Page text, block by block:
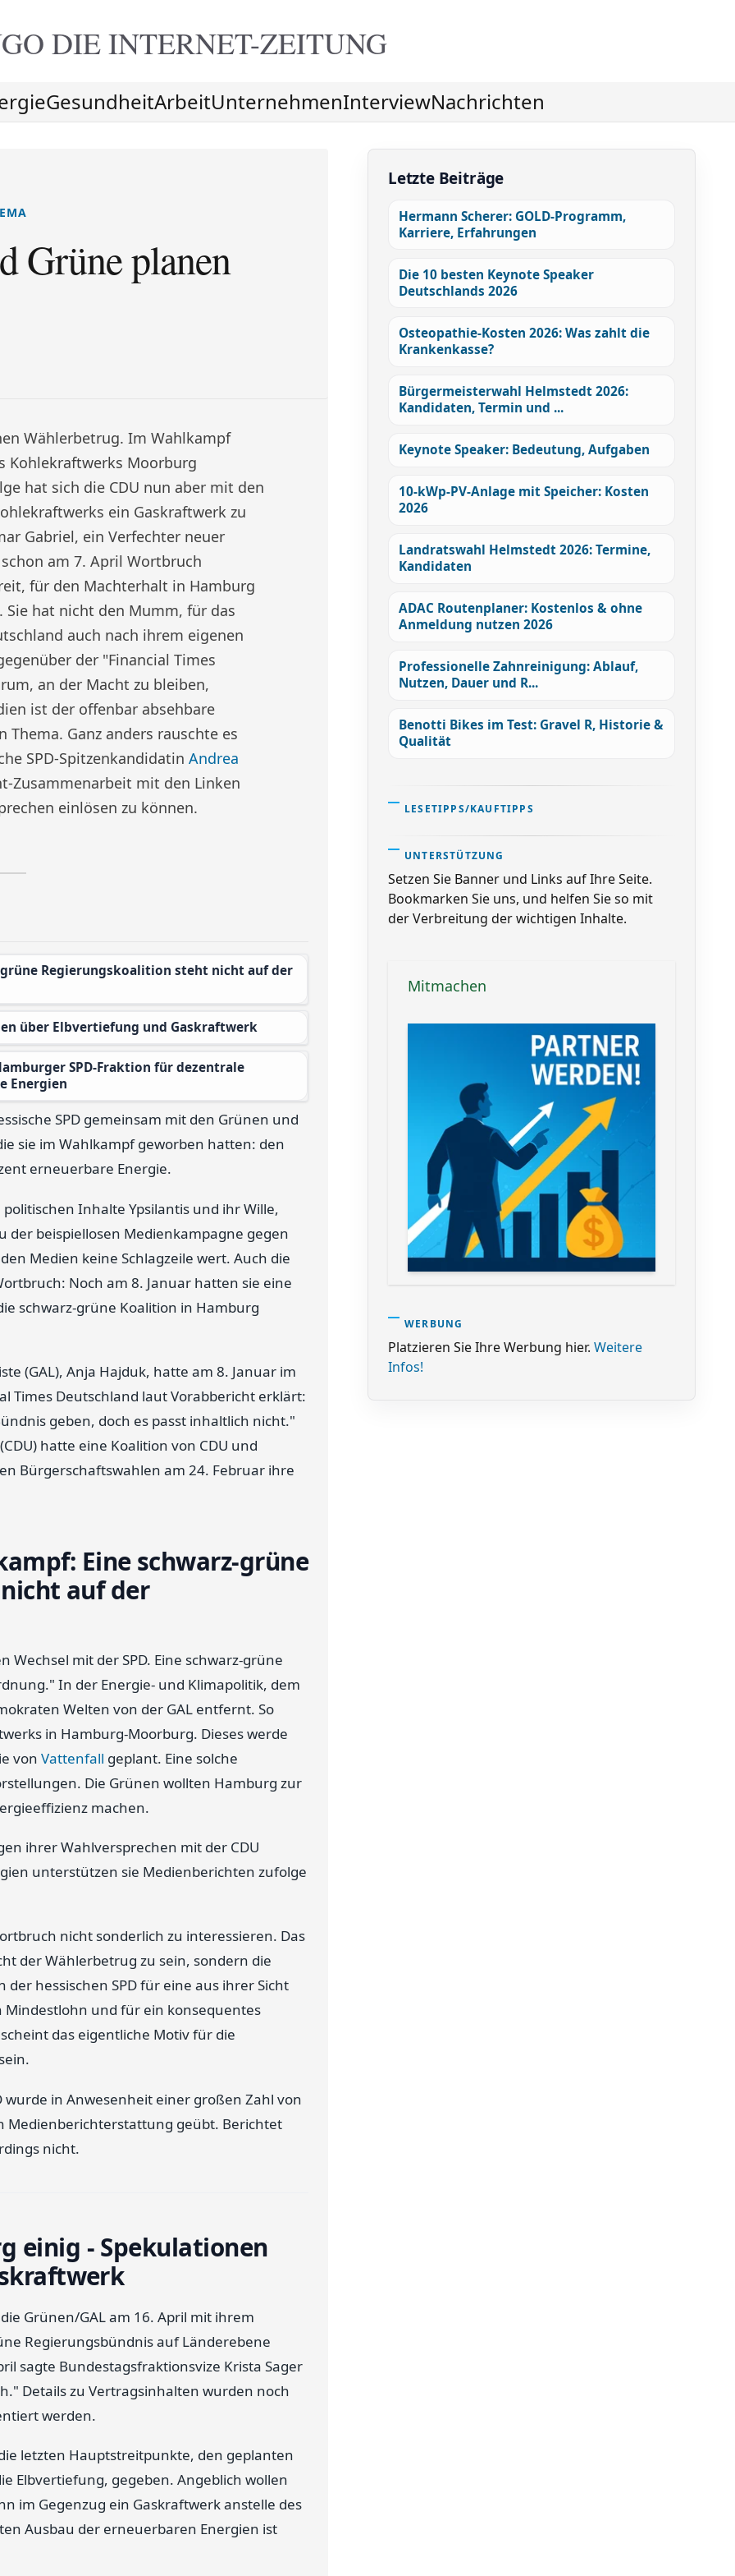
DIEINTERNET-ZEITUNG
GesundheitArbeitUnternehmenInterviewNachrichten
Grüne planen
Wählerbetrug. Im Wahlkampf
Kohlekraftwerks Moorburg
hat sich die CDU nun aber mit den
ein Gaskraftwerk zu
Gabriel, ein Verfechter neuer
am 7. April Wortbruch
für den Machterhalt in Hamburg
hat nicht den Mumm, für das
auch nach ihrem eigenen
der "Financial Times
an der Macht zu bleiben,
ist der offenbar absehbare
Ganz anders rauschte es
SPD-Spitzenkandidatin Andrea
Zusammenarbeit mit den Linken
einlösen zu können.
über Elbvertiefung und Gaskraftwerk
Energien
SPD gemeinsam mit den Grünen und
sie im Wahlkampf geworben hatten: den
erneuerbare Energie.
Inhalte Ypsilantis und ihr Wille,
der beispiellosen Medienkampagne gegen
Medien keine Schlagzeile wert. Auch die
Noch am 8. Januar hatten sie eine
schwarz-grüne Koalition in Hamburg
(GAL), Anja Hajduk, hatte am 8. Januar im
Times Deutschland laut Vorabbericht erklärt:
geben, doch es passt inhaltlich nicht."
hatte eine Koalition von CDU und
Bürgerschaftswahlen am 24. Februar ihre
Eine schwarz-grüne
auf der
Wechsel mit der SPD. Eine schwarz-grüne
In der Energie- und Klimapolitik, dem
Welten von der GAL entfernt. So
in Hamburg-Moorburg. Dieses werde
von Vattenfall geplant. Eine solche
Die Grünen wollten Hamburg zur
machen.
ihrer Wahlversprechen mit der CDU
unterstützen sie Medienberichten zufolge
nicht sonderlich zu interessieren. Das
der Wählerbetrug zu sein, sondern die
hessischen SPD für eine aus ihrer Sicht
und für ein konsequentes
das eigentliche Motiv für die
in Anwesenheit einer großen Zahl von
Medienberichterstattung geübt. Berichtet
nicht.
einig - Spekulationen
Grünen/GAL am 16. April mit ihrem
Regierungsbündnis auf Länderebene
sagte Bundestagsfraktionsvize Krista Sager
Details zu Vertragsinhalten wurden noch
werden.
letzten Hauptstreitpunkte, den geplanten
Elbvertiefung, gegeben. Angeblich wollen
im Gegenzug ein Gaskraftwerk anstelle des
Ausbau der erneuerbaren Energien ist
Letzte Beiträge
Hermann Scherer: GOLD-Programm,
Karriere, Erfahrungen
Die 10 besten Keynote Speaker
Deutschlands 2026
Osteopathie-Kosten 2026: Was zahlt die
Krankenkasse?
Bürgermeisterwahl Helmstedt 2026:
Kandidaten, Termin und ...
Keynote Speaker: Bedeutung, Aufgaben
10-kWp-PV-Anlage mit Speicher: Kosten
2026
Landratswahl Helmstedt 2026: Termine,
Kandidaten
ADAC Routenplaner: Kostenlos & ohne
Anmeldung nutzen 2026
Professionelle Zahnreinigung: Ablauf,
Nutzen, Dauer und R...
Benotti Bikes im Test: Gravel R, Historie &
Qualität
LESETIPPS/KAUFTIPPS
UNTERSTÜTZUNG
Setzen Sie Banner und Links auf Ihre Seite.
Bookmarken Sie uns, und helfen Sie so mit
der Verbreitung der wichtigen Inhalte.
Mitmachen
WERBUNG
Platzieren Sie Ihre Werbung hier. Weitere
Infos!